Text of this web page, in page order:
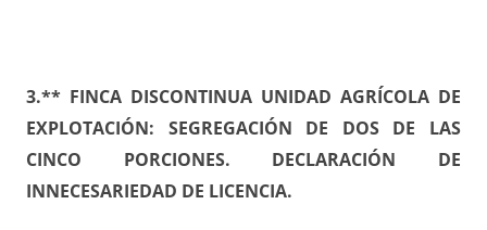
3.** FINCA DISCONTINUA UNIDAD AGRÍCOLA DE
EXPLOTACIÓN: SEGREGACIÓN DE DOS DE LAS
CINCO PORCIONES. DECLARACIÓN DE
INNECESARIEDAD DE LICENCIA.